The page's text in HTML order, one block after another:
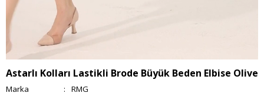
Astarlı Kolları Lastikli Brode Büyük Beden Elbise Olive
Marka :
RMG